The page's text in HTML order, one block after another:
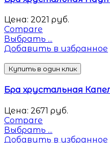
Цена: 2021 руб.
Compare
Выбрать ...
Добавить в избранное
Купить в один клик
Бра хрустальная
Цена: 2671 руб.
Compare
Выбрать ...
Добавить в избранное